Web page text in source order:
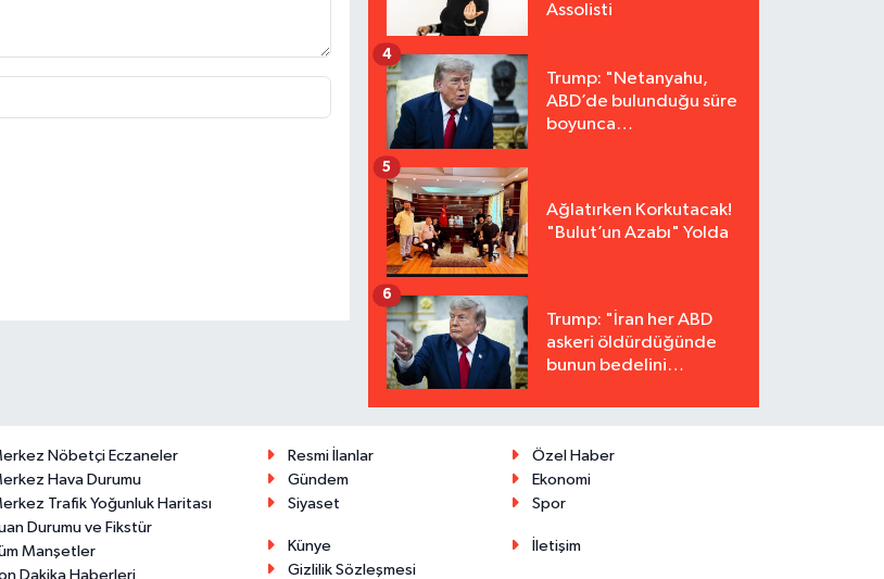
Assolisti
Trump: "Netanyahu,
ABD’de bulunduğu süre
boyunca
4
Ağlatırken Korkutacak!
"Bulut’un Azabı" Yolda
5
Trump: "İran her ABD
askeri öldürdüğünde
bunun bedelini
6
Nöbetçi Eczaneler
Hava Durumu
Trafik Yoğunluk Haritası
Durumu ve Fikstür
Manşetler
Dakika Haberleri
Resmi İlanlar
Özel Haber
Gündem
Ekonomi
Siyaset
Spor
Künye
İletişim
Gizlilik Sözleşmesi